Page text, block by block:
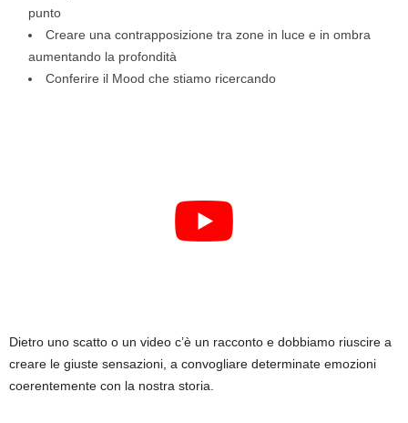
punto
Creare una contrapposizione tra zone in luce e in ombra
aumentando la profondità
Conferire il Mood che stiamo ricercando
Dietro uno scatto o un video c’è un racconto e dobbiamo riuscire a
creare le giuste sensazioni, a convogliare determinate emozioni
coerentemente con la nostra storia.